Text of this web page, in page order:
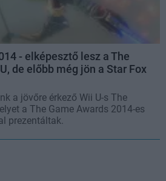
- elképesztő lesz a The
de előbb még jön a Star Fox
a jövőre érkező Wii U-s The
a The Game Awards 2014-es
prezentáltak.